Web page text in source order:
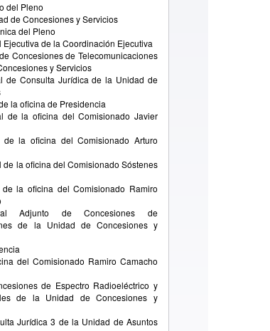
del Pleno
de Concesiones y Servicios
del Pleno
Ejecutiva de la Coordinación Ejecutiva
Concesiones de Telecomunicaciones
y Servicios
de Consulta Jurídica de la Unidad de
la oficina de Presidencia
de la oficina del Comisionado Javier
de la oficina del Comisionado Arturo
de la oficina del Comisionado Sóstenes
de la oficina del Comisionado Ramiro
Adjunto de Concesiones de
de la Unidad de Concesiones y
del Comisionado Ramiro Camacho
de Espectro Radioeléctrico y
de la Unidad de Concesiones y
Jurídica 3 de la Unidad de Asuntos